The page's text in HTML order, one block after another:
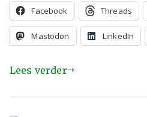
Facebook Threads
Mastodon LinkedIn
Lees verder